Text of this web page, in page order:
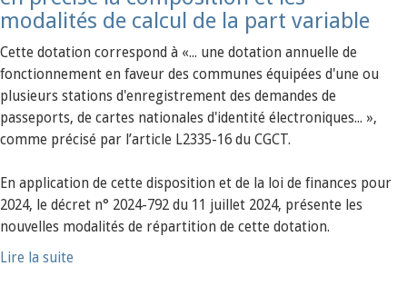
modalités de calcul de la part variable
Cette dotation correspond à «... une dotation annuelle de
fonctionnement en faveur des communes équipées d'une ou
plusieurs stations d'enregistrement des demandes de
passeports, de cartes nationales d'identité électroniques... »,
comme précisé par l’article L2335-16 du CGCT.
En application de cette disposition et de la loi de finances pour
2024, le décret n° 2024-792 du 11 juillet 2024, présente les
nouvelles modalités de répartition de cette dotation.
Lire la suite